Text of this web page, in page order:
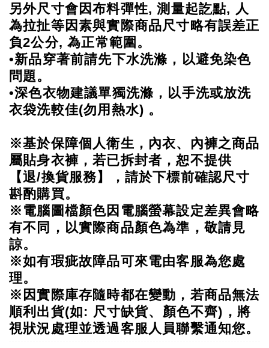
另外尺寸會因布料彈性, 測量起訖點, 人
為拉扯等因素與實際商品尺寸略有誤差正
負2公分, 為正常範圍。
•新品穿著前請先下水洗滌，以避免染色
問題。
•深色衣物建議單獨洗滌，以手洗或放洗
衣袋洗較佳(勿用熱水) 。
※基於保障個人衛生，內衣、內褲之商品
屬貼身衣褲，若已拆封者，恕不提供
【退/換貨服務】，請於下標前確認尺寸
斟酌購買。
※電腦圖檔顏色因電腦螢幕設定差異會略
有不同，以實際商品顏色為準，敬請見
諒。
※如有瑕疵故障品可來電由客服為您處
理。
※ 因實際庫存隨時都在變動，若商品無法
順利出貨(如: 尺寸缺貨、顏色不齊)，將
視狀況處理並透過客服人員聯繫通知您。